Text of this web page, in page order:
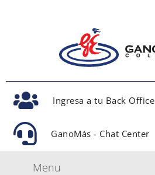
Ingresa a tu Back Office
GanoMás - Chat Center
Menu